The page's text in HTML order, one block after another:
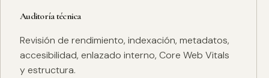
Auditoría técnica
Revisión de rendimiento, indexación, metadatos,
accesibilidad, enlazado interno, Core Web Vitals
y estructura.